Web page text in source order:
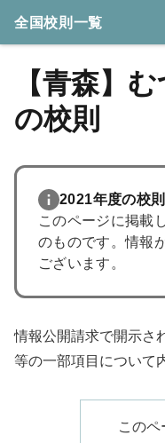
【青森】
の校則
2021年度の校
このページに掲載
のものです。情報
ございます。
情報公開請求で開示さ
等の一部項目について
このペ
全国校則一覧